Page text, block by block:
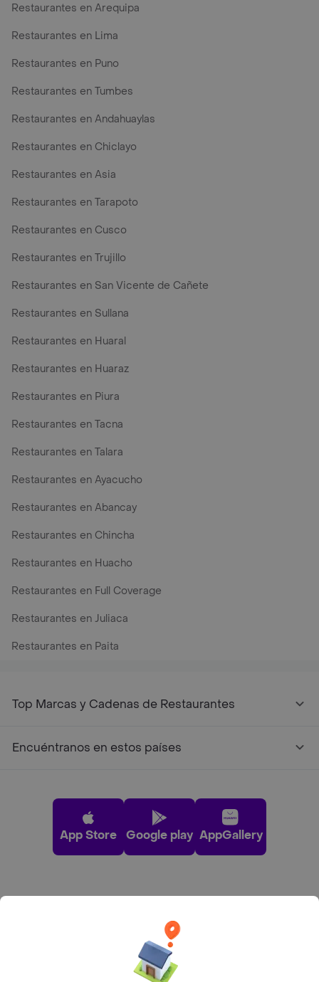
Restaurantes en Arequipa
Restaurantes en Lima
Restaurantes en Puno
Restaurantes en Tumbes
Restaurantes en Andahuaylas
Restaurantes en Chiclayo
Restaurantes en Asia
Restaurantes en Tarapoto
Restaurantes en Cusco
Restaurantes en Trujillo
Restaurantes en San Vicente de Cañete
Restaurantes en Sullana
Restaurantes en Huaral
Restaurantes en Huaraz
Restaurantes en Piura
Restaurantes en Tacna
Restaurantes en Talara
Restaurantes en Ayacucho
Restaurantes en Abancay
Restaurantes en Chincha
Restaurantes en Huacho
Restaurantes en Full Coverage
Restaurantes en Juliaca
Restaurantes en Paita
Top Marcas y Cadenas de Restaurantes
Encuéntranos en estos países
App Store Google play AppGallery